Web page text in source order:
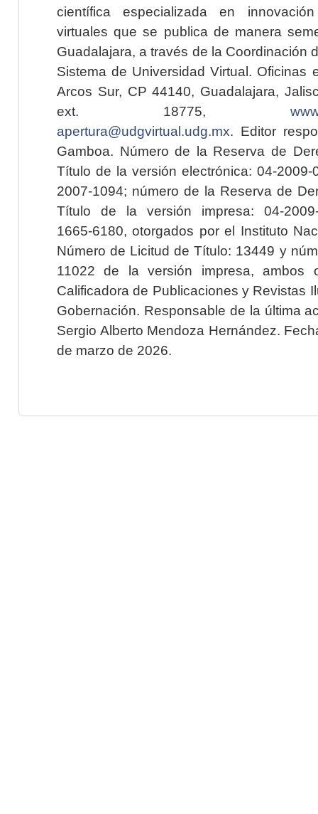
científica especializada en
virtuales que se publica de manera
Guadalajara, a través de la Coordinación
Sistema de Universidad Virtual. Oficinas
Arcos Sur, CP 44140, Guadalajara,
ext. 18775,
apertura@udgvirtual.udg.mx. Editor
Gamboa. Número de la Reserva de
Título de la versión electrónica: 04-2009-
2007-1094; número de la Reserva de
Título de la versión impresa: 04-2009-
1665-6180, otorgados por el Instituto
Número de Licitud de Título: 13449 y
11022 de la versión impresa, ambos
Calificadora de Publicaciones y Revistas
Gobernación. Responsable de la última
Sergio Alberto Mendoza Hernández.
de marzo de 2026.